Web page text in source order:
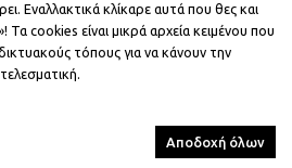
Εγγραφή
Προϋποθέσεις.
Εναλλακτικά κλίκαρε αυτά που θες και
cookies είναι μικρά αρχεία κειμένου που
τόπους για να κάνουν την
Αποδοχή όλων